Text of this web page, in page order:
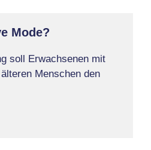
Mode?
soll Erwachsenen mit
Menschen den